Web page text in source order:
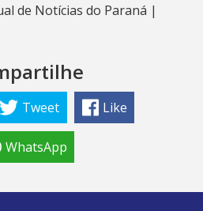
de Notícias do Paraná |
Tweet Like
WhatsApp